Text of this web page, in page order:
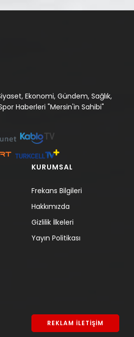
Ekonomi, Gündem, Sağlık,
Haberleri "Mersin'in Sahibi"
KURUMSAL
Frekans Bilgileri
Hakkımızda
Gizlilik İlkeleri
Yayın Politikası
REKLAM İLETİŞİM